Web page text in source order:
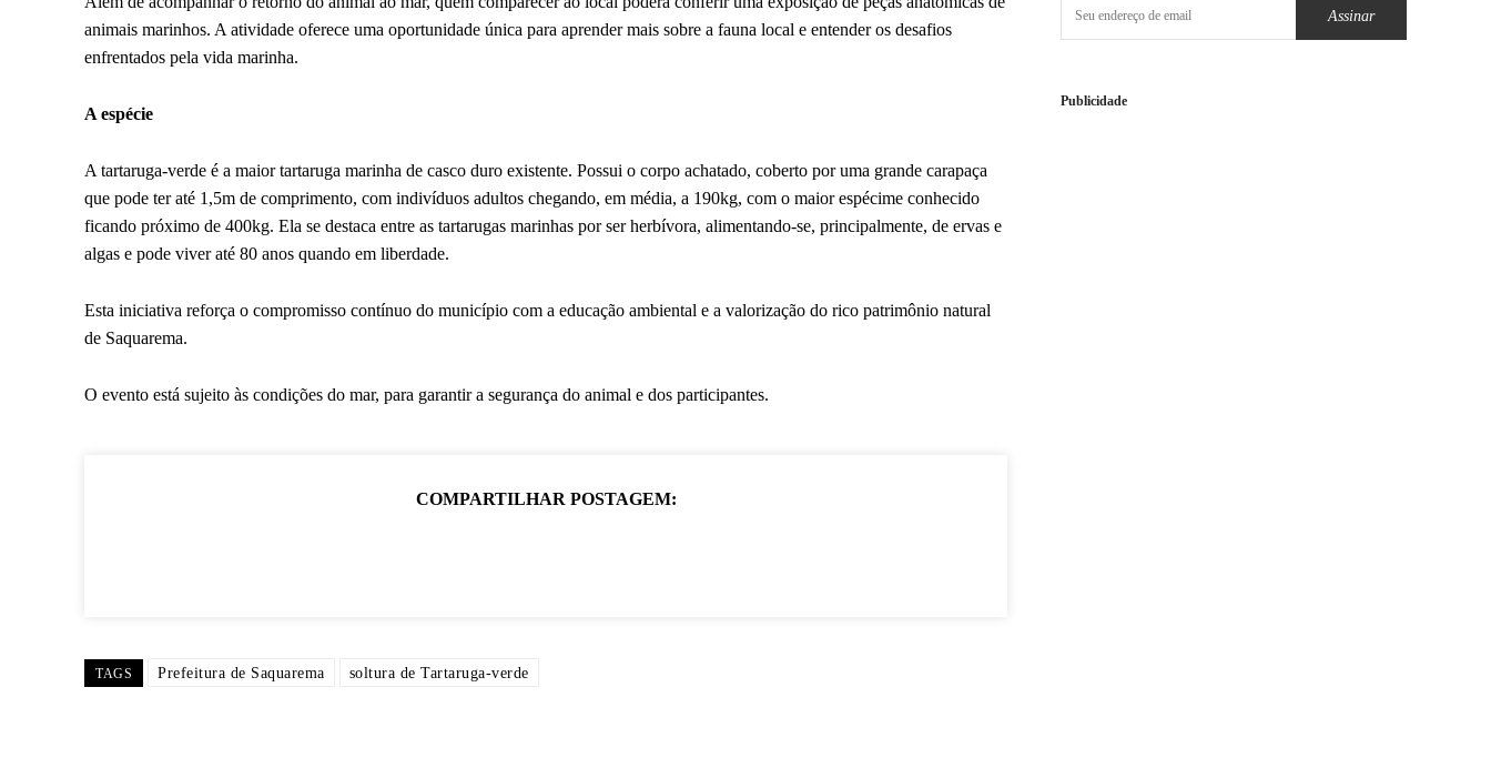
animais marinhos. A atividade oferece uma oportunidade única para aprender mais sobre a fauna local e entender os desafios
enfrentados pela vida marinha.
A espécie
A tartaruga-verde é a maior tartaruga marinha de casco duro existente. Possui o corpo achatado, coberto por uma grande carapaça
que pode ter até 1,5m de comprimento, com indivíduos adultos chegando, em média, a 190kg, com o maior espécime conhecido
ficando próximo de 400kg. Ela se destaca entre as tartarugas marinhas por ser herbívora, alimentando-se, principalmente, de ervas e
algas e pode viver até 80 anos quando em liberdade.
Esta iniciativa reforça o compromisso contínuo do município com a educação ambiental e a valorização do rico patrimônio natural
de Saquarema.
O evento está sujeito às condições do mar, para garantir a segurança do animal e dos participantes.
COMPARTILHAR POSTAGEM:
TAGS Prefeitura de Saquarema soltura de Tartaruga-verde
Assinar
Publicidade